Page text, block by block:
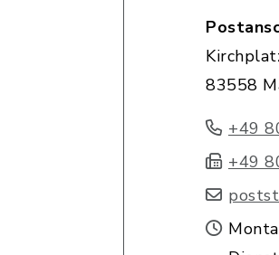
83558
+49
+49